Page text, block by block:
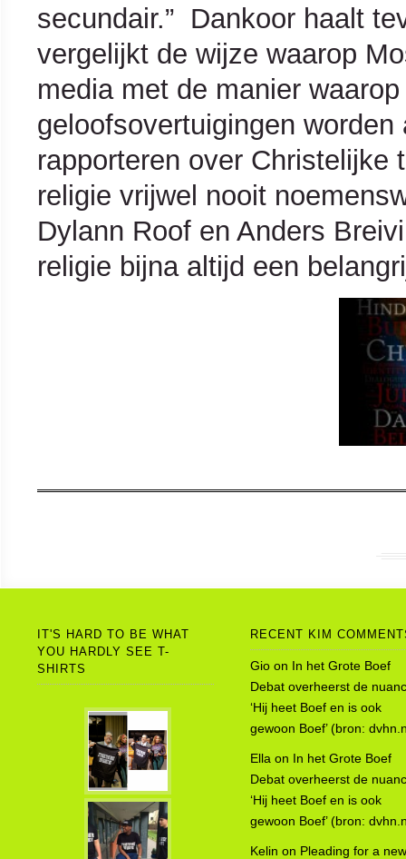
secundair.” Dankoor haalt
vergelijkt de wijze waarop
media met de manier
geloofsovertuigingen worden
rapporteren over
religie vrijwel nooit
Dylann Roof en Anders
religie bijna altijd een
IT'S HARD TO BE WHAT
YOU HARDLY SEE T-
SHIRTS
RECENT KIM
Gio on In het Grote Boef
Debat overheerst de
‘Hij heet Boef en is ook
gewoon Boef’ (bron:
Ella on In het Grote Boef
Debat overheerst de
‘Hij heet Boef en is ook
gewoon Boef’ (bron:
Kelin on Pleading for a new